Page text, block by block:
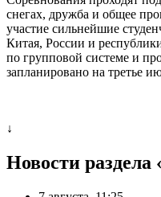
снегах, дружба и общее
участие сильнейшие
Китая, России и
по групповой системе и
запланировано на третье
↓
Новости